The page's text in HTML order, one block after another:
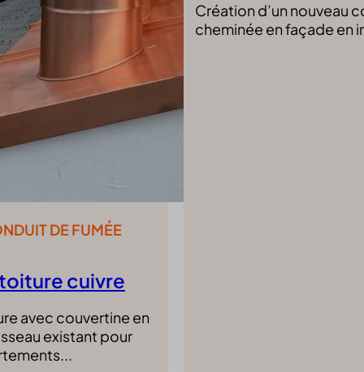
cuivre
DE FUMÉE
avec couvertine en
existant pour
Création d’un nouveau
cheminée en façade en